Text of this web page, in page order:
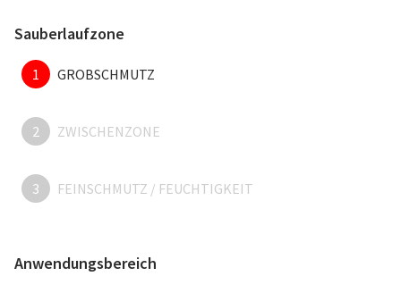
Sauberlaufzone
1 GROBSCHMUTZ
2 ZWISCHENZONE
3 FEINSCHMUTZ / FEUCHTIGKEIT
Anwendungsbereich